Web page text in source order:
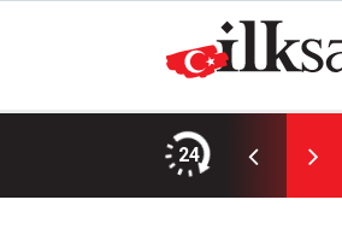
24
4 TIR yola çıktı